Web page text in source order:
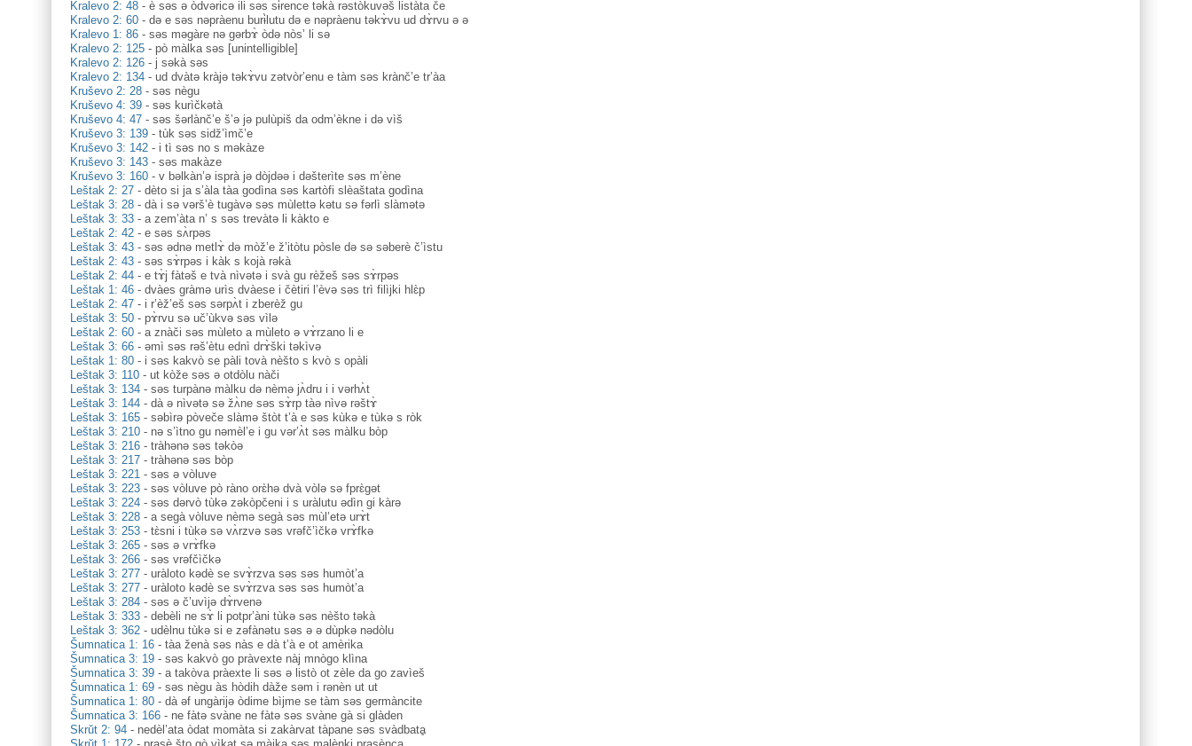
Kralevo 2: 48 - è səs ə òdvəricə ili səs sɨ̀rence təkà rəstòkuvəš listàta če
Kralevo 2: 60 - də e səs nəpràenu burɨ̀lutu də e nəpràenu təkɤ̀vu ud dɤ̀rvu ə ə
Kralevo 1: 86 - səs məgàre nə gərbɤ̀ òdə nòs’ li sə
Kralevo 2: 125 - pò màlka səs [unintelligible]
Kralevo 2: 126 - j səkà səs
Kralevo 2: 134 - ud dvàtə kràjə təkɤ̀vu zətvòr’enu e tàm səs krànč’e tr’àa
Kruševo 2: 28 - səs nègu
Kruševo 4: 39 - səs kurìčkətà
Kruševo 4: 47 - səs šərlànč’e š’ə jə pulùpiš da odm’èkne i də vìš
Kruševo 3: 139 - tùk səs sidž’ìmč’e
Kruševo 3: 142 - i tì səs no s məkàze
Kruševo 3: 143 - səs makàze
Kruševo 3: 160 - v bəlkàn’ə isprà jə dòjdəə i dəšterìte səs m’ène
Leštak 2: 27 - dèto si ja s’àla tàa godìna səs kartòfi slèaštata godìna
Leštak 3: 28 - dà i sə vərš’è tugàvə səs mùlettə kətu sə fərlì slàmətə
Leštak 3: 33 - a zem’àta n’ s səs trevàtə li kàkto e
Leštak 2: 42 - e səs sʌ̀rpəs
Leštak 3: 43 - səs ədnə metlɤ̀ də mòž’e ž’itòtu pòsle də sə səberè č’ìstu
Leštak 2: 43 - səs sɤ̀rpəs i kàk s kojà rəkà
Leštak 2: 44 - e tɤ̀j fàtəš e tvà nìvətə i svà gu rèžeš səs sɤ̀rpəs
Leštak 1: 46 - dvàes gràmə urìs dvàese i čètiri l’èvə səs trì filìjki hlɛ̀p
Leštak 2: 47 - i r’èž’eš səs sərpʌ̀t i zberèž gu
Leštak 3: 50 - pɤ̀rvu sə uč’ùkvə səs vìlə
Leštak 2: 60 - a znàči səs mùleto a mùleto ə vɤ̀rzano li e
Leštak 3: 66 - əmì səs rəš’ètu ednì drɤ̀ški təkìvə
Leštak 1: 80 - i səs kakvò se pàli tovà nèšto s kvò s opàli
Leštak 3: 110 - ut kòže səs ə otdòlu nàči
Leštak 3: 134 - səs turpànə màlku də nèmə jʌ̀dru i i vərhʌ̀t
Leštak 3: 144 - dà ə nìvətə sə žʌ̀ne səs sɤ̀rp tàə nìvə rəštɤ̀
Leštak 3: 165 - səbìrə pòveče slàmə štòt t’à e səs kùkə e tùkə s ròk
Leštak 3: 210 - nə s’ìtno gu nəmèl’e i gu vər’ʌ̀t səs màlku bòp
Leštak 3: 216 - tràhənə səs təkòə
Leštak 3: 217 - tràhənə səs bòp
Leštak 3: 221 - səs ə vòluve
Leštak 3: 223 - səs vòluve pò ràno orɛ̀hə dvà vòlə sə fprɛ̀gət
Leštak 3: 224 - səs dərvò tùkə zəkòpčeni i s uràlutu ədìn gi kàrə
Leštak 3: 228 - a segà vòluve nèmə segà səs mùl’etə urɤ̀t
Leštak 3: 253 - tɛ̀sni i tùkə sə vʌ̀rzvə səs vrəfč’ìčkə vrɤ̀fkə
Leštak 3: 265 - səs ə vrɤ̀fkə
Leštak 3: 266 - səs vrəfčìčkə
Leštak 3: 277 - uràloto kədè se svɤ̀rzva səs səs humòt’a
Leštak 3: 277 - uràloto kədè se svɤ̀rzva səs səs humòt’a
Leštak 3: 284 - səs ə č’uvìjə dɤ̀rvenə
Leštak 3: 333 - debèli ne sɤ̀ li potpr’àni tùkə səs nèšto təkà
Leštak 3: 362 - udèlnu tùkə si e zəfànətu səs ə ə dùpkə nədòlu
Šumnatica 1: 16 - tàa ženà səs nàs e dà t’à e ot amèrika
Šumnatica 3: 19 - səs kakvò go pràvexte nàj mnògo klìna
Šumnatica 3: 39 - a takòva pràexte li səs ə listò ot zèle da go zavìeš
Šumnatica 1: 69 - səs nègu às hòdih dàže səm i rənèn ut ut
Šumnatica 1: 80 - dà əf ungàrijə òdime bìjme se tàm səs germàncite
Šumnatica 3: 166 - ne fàtə svàne ne fàtə səs svàne gà si glàden
Skrŭt 2: 94 - nedèl’ata òdat momàta si zakàrvat tàpane səs svàdbatḁ